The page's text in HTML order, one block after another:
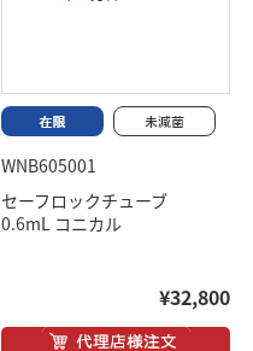
WNB605001
セーフロックチューブ
0.6mL コニカル
¥32,800